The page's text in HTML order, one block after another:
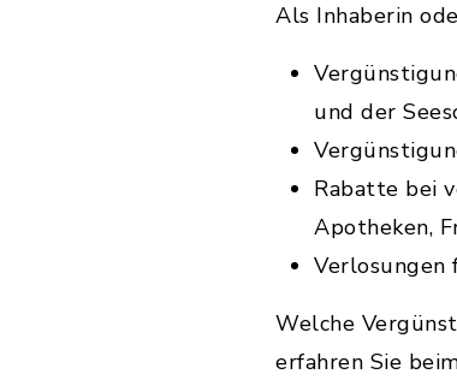
Als Inhaberin
und der
Rabatte bei
Apotheken,
Verlosungen
Welche
erfahren Sie